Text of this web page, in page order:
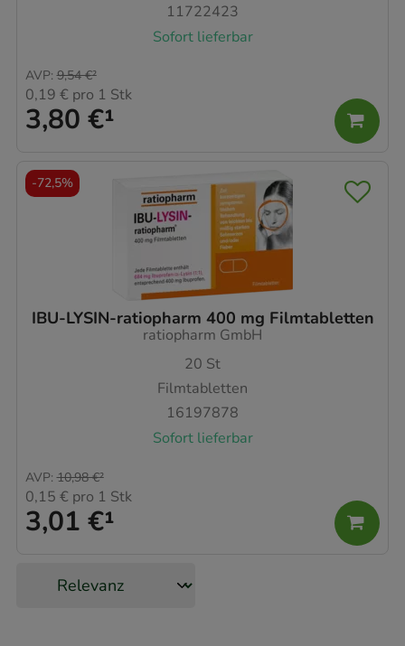
11722423
Sofort lieferbar
3,80 €¹
AVP: 9,54 €²
0,19 € pro 1 Stk
IBU-LYSIN-ratiopharm 400 mg Filmtabletten
ratiopharm GmbH
20 St
Filmtabletten
16197878
Sofort lieferbar
3,01 €¹
AVP: 10,98 €²
0,15 € pro 1 Stk
-72,5%